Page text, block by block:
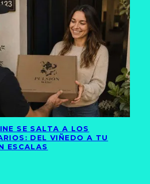
SE SALTA A LOS
DEL VIÑEDO A TU
ESCALAS